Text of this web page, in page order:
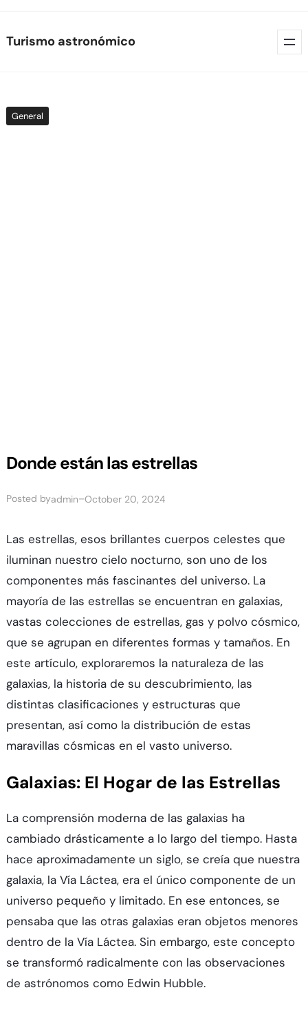
to
Turismo astronómico
General
Donde están las estrellas
Posted byadmin–October 20, 2024
Las estrellas, esos brillantes cuerpos celestes que
iluminan nuestro cielo nocturno, son uno de los
componentes más fascinantes del universo. La
mayoría de las estrellas se encuentran en galaxias,
vastas colecciones de estrellas, gas y polvo cósmico,
que se agrupan en diferentes formas y tamaños. En
este artículo, exploraremos la naturaleza de las
galaxias, la historia de su descubrimiento, las
distintas clasificaciones y estructuras que
presentan, así como la distribución de estas
maravillas cósmicas en el vasto universo.
Galaxias: El Hogar de las Estrellas
La comprensión moderna de las galaxias ha
cambiado drásticamente a lo largo del tiempo. Hasta
hace aproximadamente un siglo, se creía que nuestra
galaxia, la Vía Láctea, era el único componente de un
universo pequeño y limitado. En ese entonces, se
pensaba que las otras galaxias eran objetos menores
dentro de la Vía Láctea. Sin embargo, este concepto
se transformó radicalmente con las observaciones
de astrónomos como Edwin Hubble.